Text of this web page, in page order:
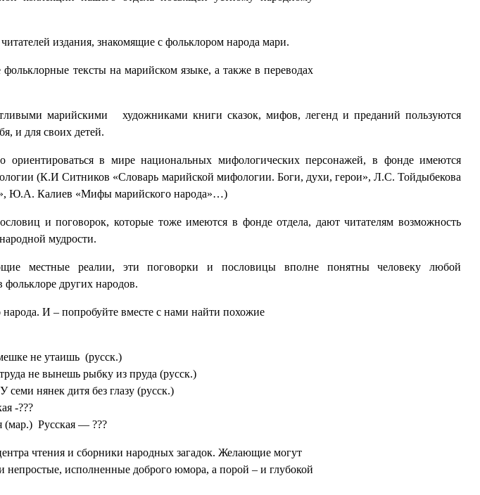
издания, знакомящие с фольклором народа мари.
тексты на марийском языке, а также в переводах
марийскими художниками книги сказок, мифов, легенд и преданий пользуются
и для своих детей.
ориентироваться в мире национальных мифологических персонажей, в фонде имеются
(К.И Ситников «Словарь марийской мифологии. Боги, духи, герои», Л.С. Тойдыбекова
Ю.А. Калиев «Мифы марийского народа»…)
и поговорок, которые тоже имеются в фонде отдела, дают читателям возможность
мудрости.
местные реалии, эти поговорки и пословицы вполне понятны человеку любой
других народов.
И – попробуйте вместе с нами найти похожие
не утаишь (русск.)
не вынешь рыбку из пруда (русск.)
нянек дитя без глазу (русск.)
-???
(мар.) Русская — ???
чтения и сборники народных загадок. Желающие могут
непростые, исполненные доброго юмора, а порой – и глубокой